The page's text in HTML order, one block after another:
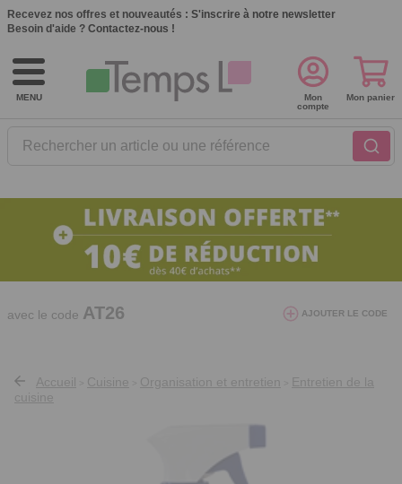
Recevez nos offres et nouveautés : S'inscrire à notre newsletter
Besoin d'aide ? Contactez-nous !
MENU
Rechercher un article ou une référence
Mon
compte
Mon panier
10€ de réduction dès 40€ d'achat. Offre
valable du 03/08/2026 au 12/08/2026.
avec le code AT26 AJOUTER LE CODE
Accueil Cuisine Organisation et entretien
Entretien de la
cuisine